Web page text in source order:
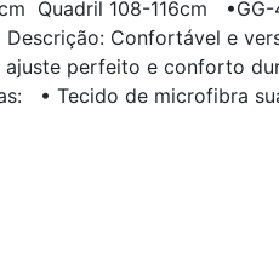
Quadril 108-116cm
Confortável e
ajuste perfeito e conforto
• Tecido de microfibra